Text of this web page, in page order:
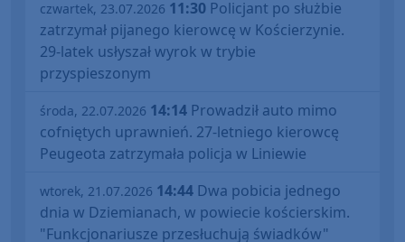
czwartek, 23.07.2026 11:30 Policjant po służbie
zatrzymał pijanego kierowcę w Kościerzynie.
29-latek usłyszał wyrok w trybie
przyspieszonym
środa, 22.07.2026 14:14 Prowadził auto mimo
cofniętych uprawnień. 27-letniego kierowcę
Peugeota zatrzymała policja w Liniewie
wtorek, 21.07.2026 14:44 Dwa pobicia jednego
dnia w Dziemianach, w powiecie kościerskim.
"Funkcjonariusze przesłuchują świadków"